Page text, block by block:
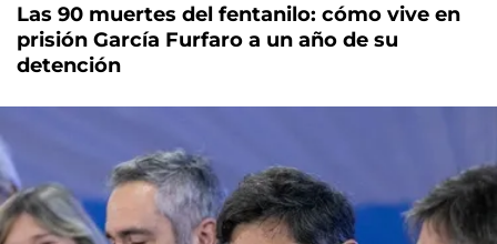
Las 90 muertes del fentanilo: cómo vive en
prisión García Furfaro a un año de su
detención